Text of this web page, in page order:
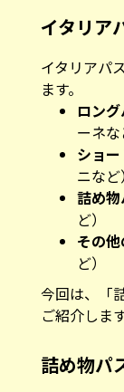
イタリア
イタリアパ
ます。
ロン
ーネな
ショ
ニなど）
詰め
ど）
その
ど）
今回は、「
ご紹介します
詰め物パ